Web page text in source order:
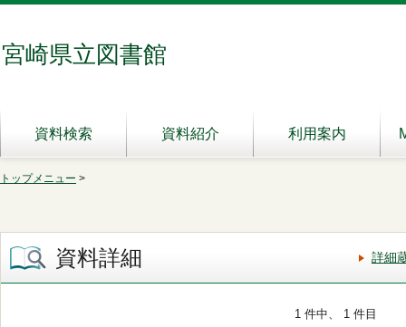
宮崎県立図書館
資料検索 資料紹介 利用案内
トップメニュー >
資料詳細 詳細
1 件中、 1 件目